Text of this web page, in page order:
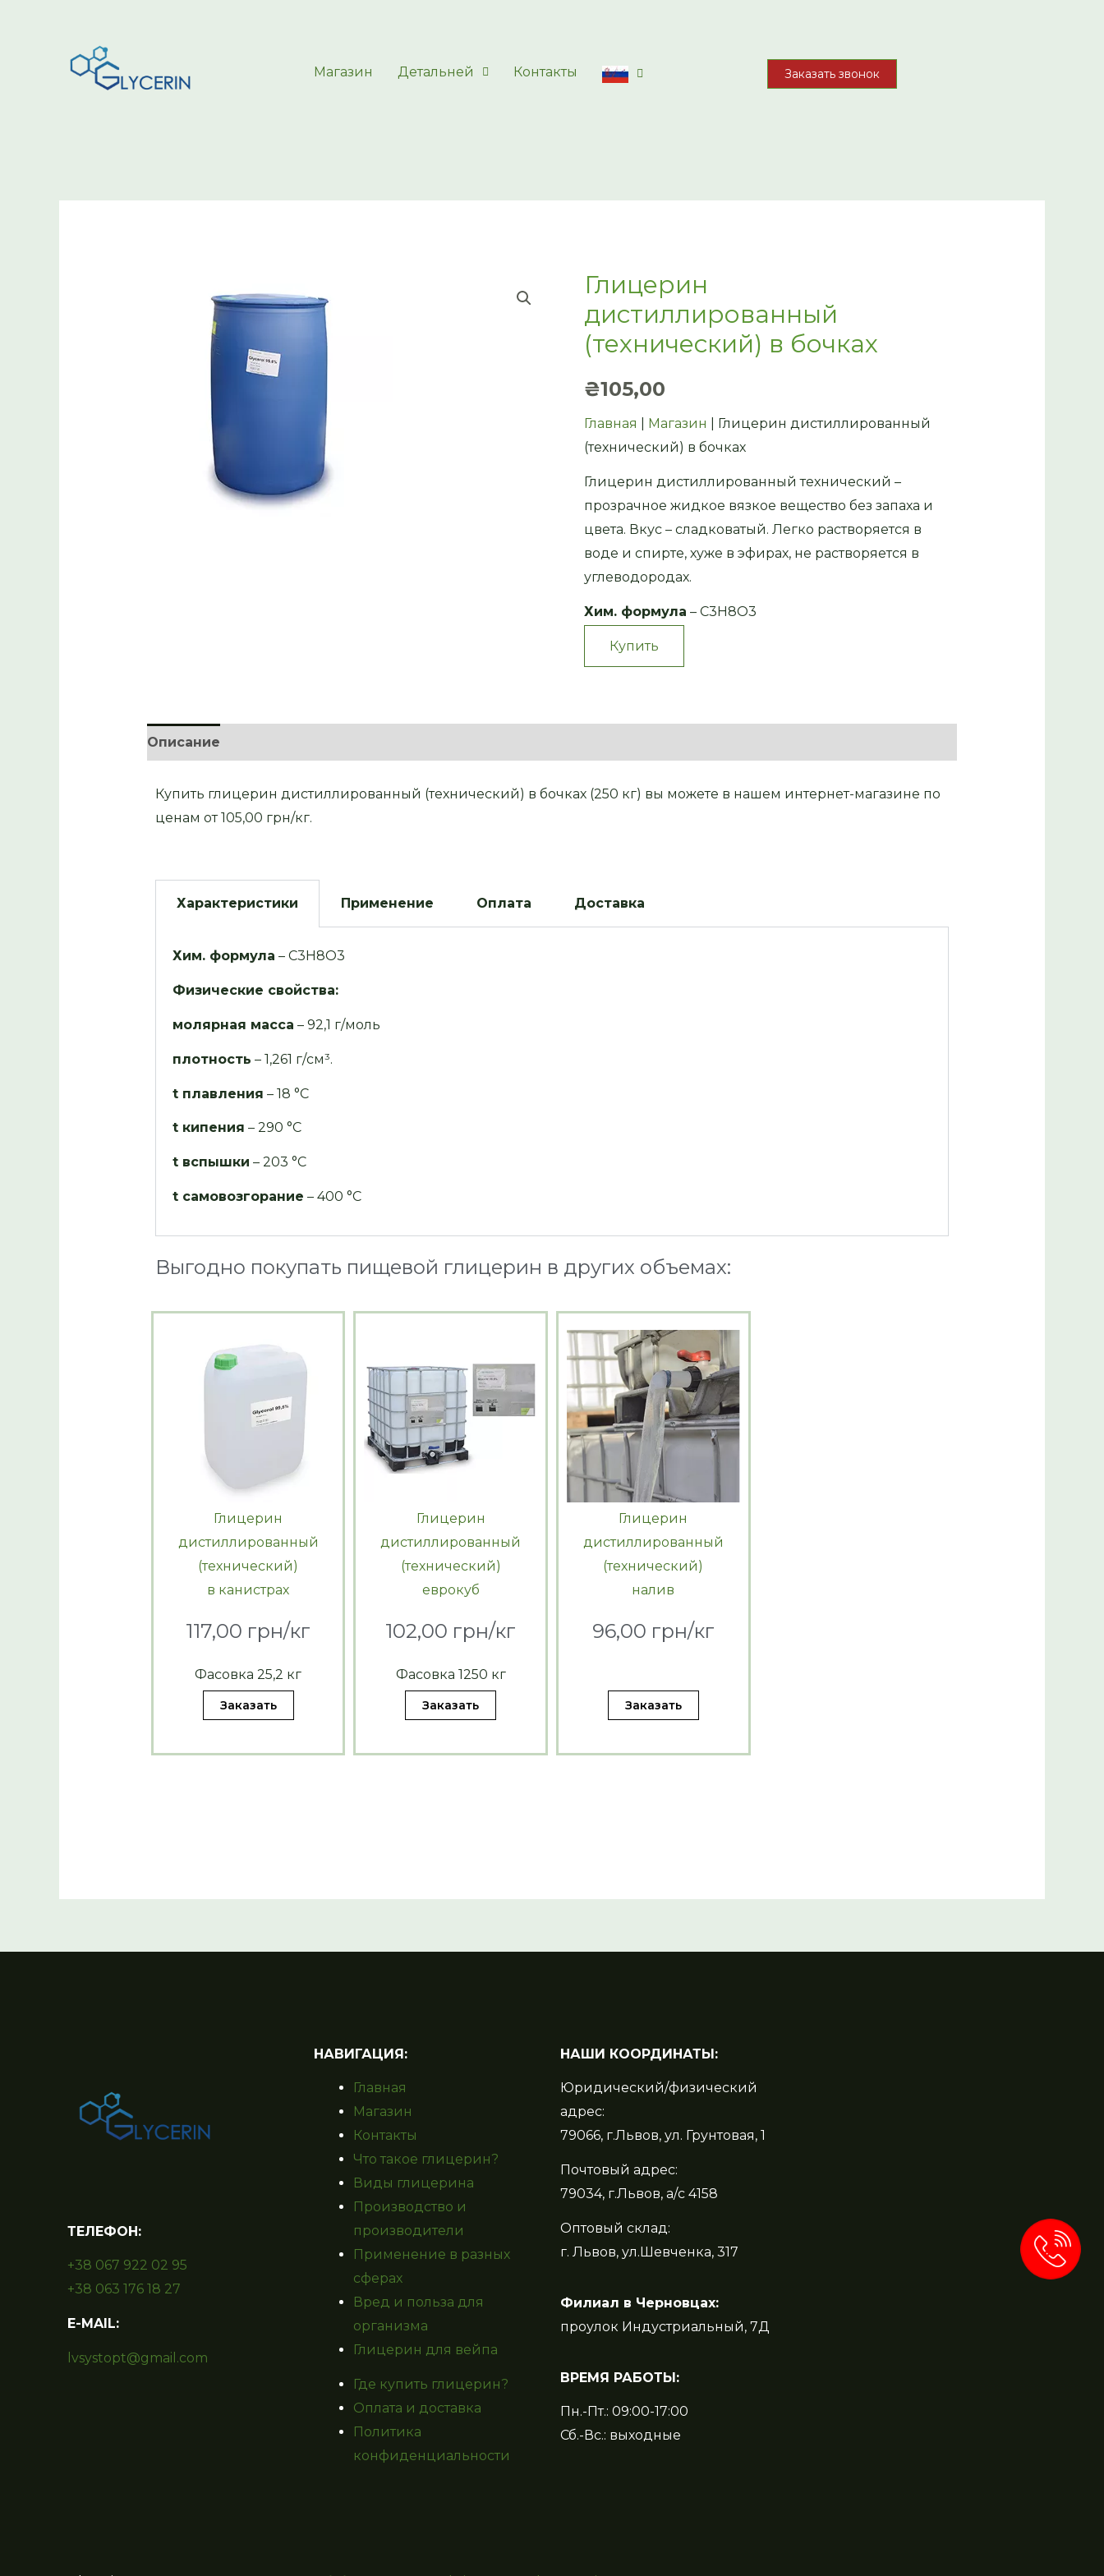
Магазин Детальней Контакты Заказать звонок
Глицерин
дистиллированный
(технический) в бочках
₴105,00
Главная Магазин
| Глицерин дистиллированный
(технический) в бочках
Глицерин дистиллированный технический –
прозрачное жидкое вязкое вещество без запаха и
цвета. Вкус – сладковатый. Легко растворяется в
воде и спирте, хуже в эфирах, не растворяется в
углеводородах.
Хим. формула – C3H8O3
Купить
Описание
Купить глицерин дистиллированный (технический) в бочках (250 кг) вы можете в нашем интернет-магазине по
ценам от 105,00 грн/кг.
Характеристики Применение Оплата Доставка
Хим. формула – C3H8O3
Физические свойства:
молярная масса – 92,1 г/моль
плотность – 1,261 г/см³.
t плавления – 18 °C
t кипения – 290 °C
t вспышки – 203 °C
t самовозгорание – 400 °C
Выгодно покупать пищевой глицерин в других объемах:
Глицерин
дистиллированный
(технический)
в канистрах
117,00 грн/кг
Фасовка 25,2 кг
Заказать
Глицерин
дистиллированный
(технический)
еврокуб
102,00 грн/кг
Фасовка 1250 кг
Заказать
Глицерин
дистиллированный
(технический)
налив
96,00 грн/кг
Заказать
ТЕЛЕФОН:
+38 067 922 02 95
+38 063 176 18 27
E-MAIL:
lvsystopt@gmail.com
НАВИГАЦИЯ:
Главная
Магазин
Контакты
Что такое глицерин?
Виды глицерина
Производство и
производители
Применение в разных
сферах
Вред и польза для
организма
Глицерин для вейпа
Где купить глицерин?
Оплата и доставка
Политика
конфиденциальности
НАШИ КООРДИНАТЫ:
Юридический/физический
адрес:
79066, г.Львов, ул. Грунтовая, 1
Почтовый адрес:
79034, г.Львов, а/с 4158
Оптовый склад:
г. Львов, ул.Шевченка, 317
Филиал в Черновцах:
проулок Индустриальный, 7Д
ВРЕМЯ РАБОТЫ:
Пн.-Пт.: 09:00-17:00
Сб.-Вс.: выходные